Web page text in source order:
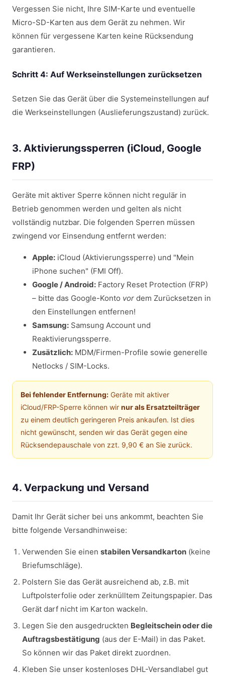
Vergessen Sie nicht, Ihre SIM-Karte und eventuelle
Micro-SD-Karten aus dem Gerät zu nehmen. Wir
können für vergessene Karten keine Rücksendung
garantieren.
Schritt 4: Auf Werkseinstellungen zurücksetzen
Setzen Sie das Gerät über die Systemeinstellungen auf
die Werkseinstellungen (Auslieferungszustand) zurück.
3. Aktivierungssperren (iCloud, Google
FRP)
Geräte mit aktiver Sperre können nicht regulär in
Betrieb genommen werden und gelten als nicht
vollständig nutzbar. Die folgenden Sperren müssen
zwingend vor Einsendung entfernt werden:
Apple: iCloud (Aktivierungssperre) und "Mein
iPhone suchen" (FMI Off).
Google / Android: Factory Reset Protection (FRP)
– bitte das Google-Konto vor dem Zurücksetzen in
den Einstellungen entfernen!
Samsung: Samsung Account und
Reaktivierungssperre.
Zusätzlich: MDM/Firmen-Profile sowie generelle
Netlocks / SIM-Locks.
Bei fehlender Entfernung: Geräte mit aktiver
iCloud/FRP-Sperre können wir nur als Ersatzteilträger
zu einem deutlich geringeren Preis ankaufen. Ist dies
nicht gewünscht, senden wir das Gerät gegen eine
Rücksendepauschale von zzt. 9,90 € an Sie zurück.
4. Verpackung und Versand
Damit Ihr Gerät sicher bei uns ankommt, beachten Sie
bitte folgende Versandhinweise:
Verwenden Sie einen stabilen Versandkarton (keine
Briefumschläge).
Polstern Sie das Gerät ausreichend ab, z.B. mit
Luftpolsterfolie oder zerknülltem Zeitungspapier. Das
Gerät darf nicht im Karton wackeln.
Legen Sie den ausgedruckten Begleitschein oder die
Auftragsbestätigung (aus der E-Mail) in das Paket.
So können wir das Paket direkt zuordnen.
Kleben Sie unser kostenloses DHL-Versandlabel gut